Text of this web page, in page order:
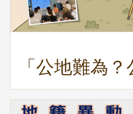
「公地難為
利用及處分實
講堂回顧